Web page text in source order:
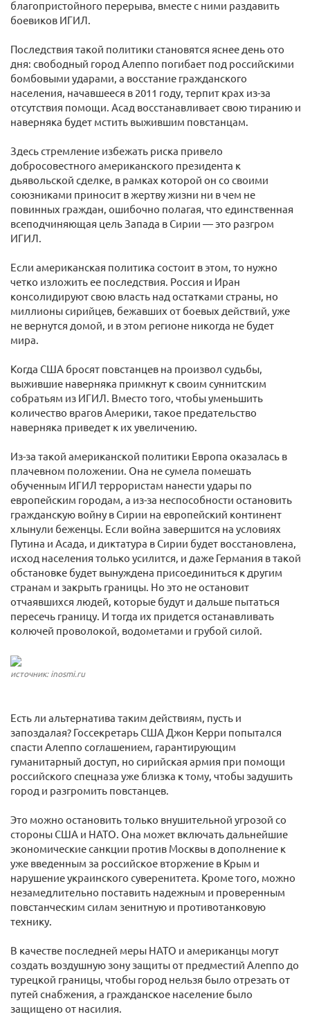
благопристойного перерыва, вместе с ними раздавить
боевиков ИГИЛ.
Последствия такой политики становятся яснее день ото
дня: свободный город Алеппо погибает под российскими
бомбовыми ударами, а восстание гражданского
населения, начавшееся в 2011 году, терпит крах из-за
отсутствия помощи. Асад восстанавливает свою тиранию и
наверняка будет мстить выжившим повстанцам.
Здесь стремление избежать риска привело
добросовестного американского президента к
дьявольской сделке, в рамках которой он со своими
союзниками приносит в жертву жизни ни в чем не
повинных граждан, ошибочно полагая, что единственная
всеподчиняющая цель Запада в Сирии — это разгром
ИГИЛ.
Если американская политика состоит в этом, то нужно
четко изложить ее последствия. Россия и Иран
консолидируют свою власть над остатками страны, но
миллионы сирийцев, бежавших от боевых действий, уже
не вернутся домой, и в этом регионе никогда не будет
мира.
Когда США бросят повстанцев на произвол судьбы,
выжившие наверняка примкнут к своим суннитским
собратьям из ИГИЛ. Вместо того, чтобы уменьшить
количество врагов Америки, такое предательство
наверняка приведет к их увеличению.
Из-за такой американской политики Европа оказалась в
плачевном положении. Она не сумела помешать
обученным ИГИЛ террористам нанести удары по
европейским городам, а из-за неспособности остановить
гражданскую войну в Сирии на европейский континент
хлынули беженцы. Если война завершится на условиях
Путина и Асада, и диктатура в Сирии будет восстановлена,
исход населения только усилится, и даже Германия в такой
обстановке будет вынуждена присоединиться к другим
странам и закрыть границы. Но это не остановит
отчаявшихся людей, которые будут и дальше пытаться
пересечь границу. И тогда их придется останавливать
колючей проволокой, водометами и грубой силой.
источник: inosmi.ru
Есть ли альтернатива таким действиям, пусть и
запоздалая? Госсекретарь США Джон Керри попытался
спасти Алеппо соглашением, гарантирующим
гуманитарный доступ, но сирийская армия при помощи
российского спецназа уже близка к тому, чтобы задушить
город и разгромить повстанцев.
Это можно остановить только внушительной угрозой со
стороны США и НАТО. Она может включать дальнейшие
экономические санкции против Москвы в дополнение к
уже введенным за российское вторжение в Крым и
нарушение украинского суверенитета. Кроме того, можно
незамедлительно поставить надежным и проверенным
повстанческим силам зенитную и противотанковую
технику.
В качестве последней меры НАТО и американцы могут
создать воздушную зону защиты от предместий Алеппо до
турецкой границы, чтобы город нельзя было отрезать от
путей снабжения, а гражданское население было
защищено от насилия.